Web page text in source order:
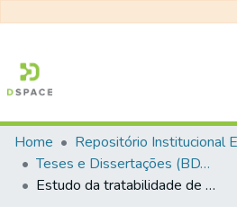
Communities & Collections
All of DSpace
Home
Teses e Dissertações (BDTD USP)
Estudo da tratabilidade de efluente de reator anaeróbio e lixiviado de aterro sanitário utilizando o processo de lodos ativados